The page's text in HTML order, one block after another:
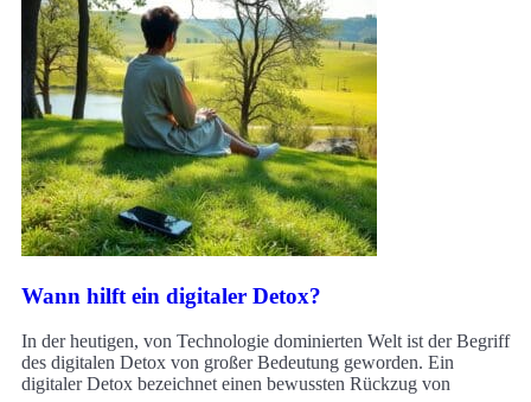
Wann hilft ein digitaler Detox?
In der heutigen, von Technologie dominierten Welt ist der Begriff
des digitalen Detox von großer Bedeutung geworden. Ein
digitaler Detox bezeichnet einen bewussten Rückzug von